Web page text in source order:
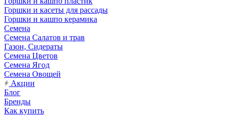
Горшки и касеты для рассады
Горшки и кашпо керамика
Семена
Семена Салатов и трав
Газон, Сидераты
Семена Цветов
Семена Ягод
Семена Овощей
Акции
Блог
Бренды
Как купить